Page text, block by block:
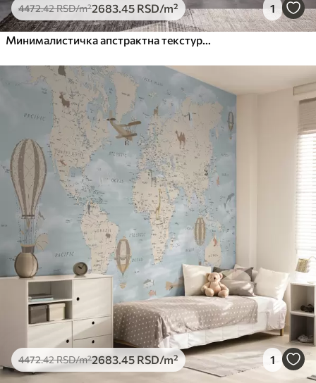
4472.42RSD/m²2683 .45 RSD/m² 1
4472.42RSD/m²2683 .45 RSD/m² 1